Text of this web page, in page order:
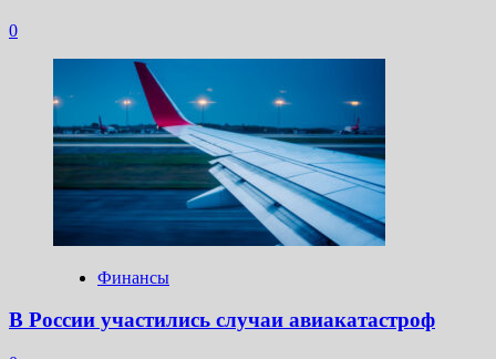
0
Финансы
В России участились случаи авиакатастроф